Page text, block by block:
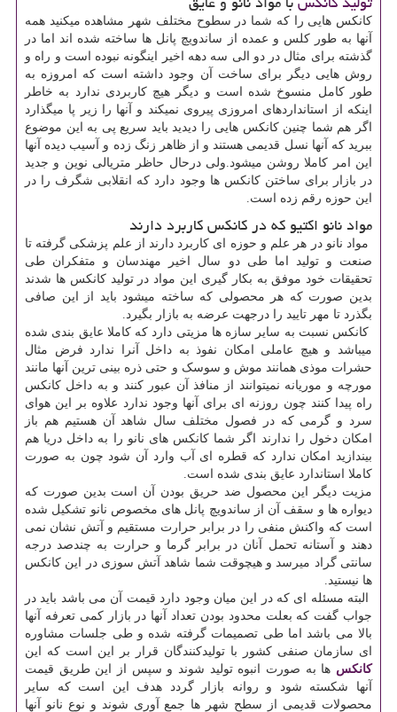
کانکس هایی را که شما در سطوح مختلف شهر مشاهده میکنید همه
آنها به طور کلس و عمده از ساندویچ پانل ها ساخته شده اند اما در
گذشته برای مثال در دو الی سه دهه اخیر اینگونه نبوده است و راه و
روش هایی دیگر برای ساخت آن وجود داشته است که امروزه به
طور کامل منسوخ شده است و دیگر هیچ کاربردی ندارد به خاطر
اینکه از استانداردهای امروزی پیروی نمیکند و آنها را زیر پا میگذارد
اگر هم شما چنین کانکس هایی را دیدید باید سریع پی به این موضوع
ببرید که آنها نسل قدیمی هستند و از ظاهر زنگ زده و آسیب دیده آنها
این امر کاملا روشن میشود.ولی درحال حاظر متریالی نوین و جدید
در بازار برای ساختن کانکس ها وجود دارد که انقلابی شگرف را در
این حوزه رقم زده است.
مواد نانو اکتیو که در کانکس کاربرد دارند
مواد نانو در هر علم و حوزه ای کاربرد دارند از علم پزشکی گرفته تا
صنعت و تولید اما طی دو سال اخیر مهندسان و متفکران طی
تحقیقات خود موفق به بکار گیری این مواد در تولید کانکس ها شدند
بدین صورت که هر محصولی که ساخته میشود باید از این صافی
بگذرد تا مهر تایید را درجهت عرضه به بازار بگیرد.
کانکس نسبت به سایر سازه ها مزیتی دارد که کاملا عایق بندی شده
میباشد و هیچ عاملی امکان نفوذ به داخل آنرا ندارد فرض مثال
حشرات موذی همانند موش و سوسک و حتی ذره بینی ترین آنها مانند
مورچه و موریانه نمیتوانند از منافذ آن عبور کنند و به داخل کانکس
راه پیدا کنند چون روزنه ای برای آنها وجود ندارد علاوه بر این هوای
سرد و گرمی که در فصول مختلف سال شاهد آن هستیم هم باز
امکان دخول را ندارند اگر شما کانکس های نانو را به داخل دریا هم
بیندازید امکان ندارد که قطره ای آب وارد آن شود چون به صورت
کاملا استاندارد عایق بندی شده است.
مزیت دیگر این محصول ضد حریق بودن آن است بدین صورت که
دیواره ها و سقف آن از ساندویچ پانل های مخصوص نانو تشکیل شده
است که واکنش منفی را در برابر حرارت مستقیم و آتش نشان نمی
دهند و آستانه تحمل آنان در برابر گرما و حرارت به چندصد درجه
سانتی گراد میرسد و هیچوقت شما شاهد آتش سوزی در این کانکس
ها نیستید.
البته مسئله ای که در این میان وجود دارد قیمت آن می باشد باید در
جواب گفت که بعلت محدود بودن تعداد آنها در بازار کمی تعرفه آنها
بالا می باشد اما طی تصمیمات گرفته شده و طی جلسات مشاوره
ای سازمان صنفی کشور با تولیدکنندگان قرار بر این است که این
کانکس ها به صورت انبوه تولید شوند و سپس از این طریق قیمت
آنها شکسته شود و روانه بازار گردد هدف این است که سایر
محصولات قدیمی از سطح شهر ها جمع آوری شوند و نوع نانو آنها